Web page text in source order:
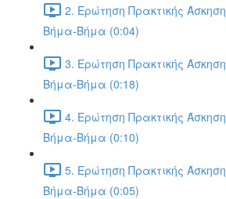
2. Ερώτηση Πρακτικής
Βήμα-Βήμα (0:04)
3. Ερώτηση Πρακτικής
Βήμα-Βήμα (0:18)
4. Ερώτηση Πρακτικής
Βήμα-Βήμα (0:10)
5. Ερώτηση Πρακτικής
Βήμα-Βήμα (0:05)